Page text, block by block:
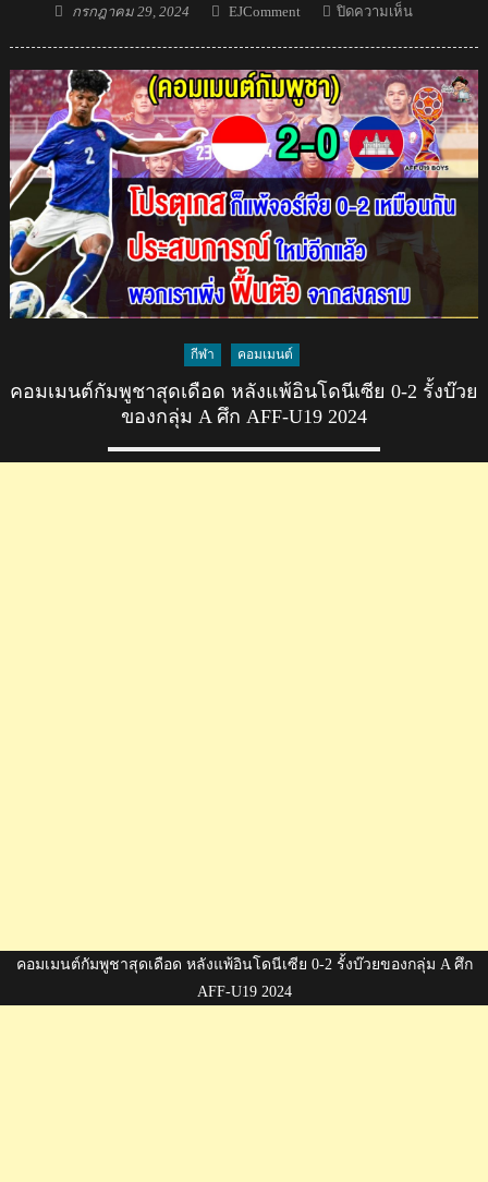
Posted
กรกฎาคม 29, 2024 Author
EJComment ปิดความเห็นบน
ต์
ชาว
ออสซี่+อาเ
หลัง
ไทย
เฉือน
ออสเตรเลีย
ศึก
2024
กีฬา คอมเมนต์
คอมเมนต์กัมพูชาสุดเดือด หลังแพ้อินโดนีเซีย 0-2 รั้งบ๊วย
ของกลุ่ม A ศึก AFF-U19 2024
คอมเมนต์กัมพูชาสุดเดือด หลังแพ้อินโดนีเซีย 0-2 รั้งบ๊วยของกลุ่ม A ศึก
AFF-U19 2024